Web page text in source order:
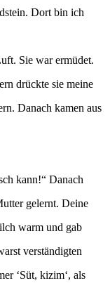
Dort bin ich
Sie war ermüdet.
drückte sie meine
Danach kamen aus
kann!“ Danach
gelernt. Deine
warm und gab
verständigten
‘Süt, kizim‘, als